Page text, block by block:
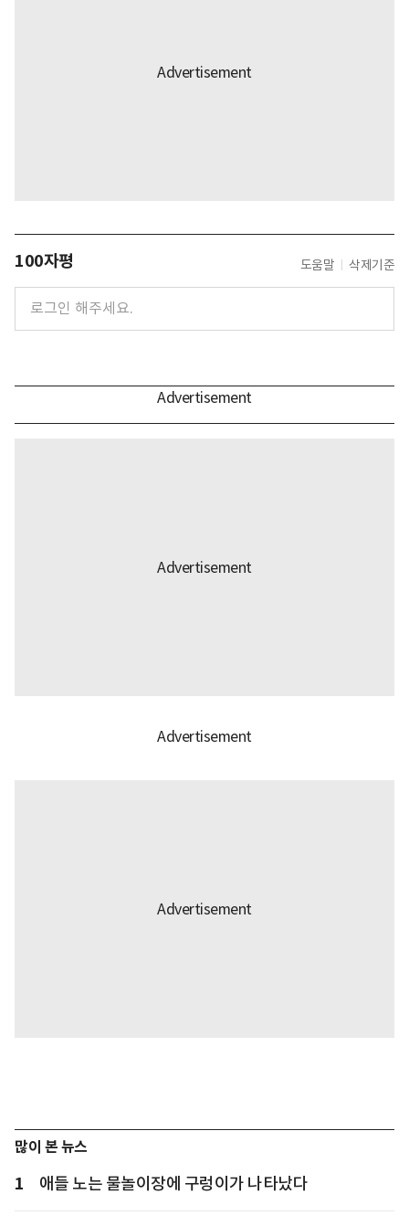
100자평 도움말 삭제기준
많이 본 뉴스
1 애들 노는 물놀이장에 구렁이가 나타났다